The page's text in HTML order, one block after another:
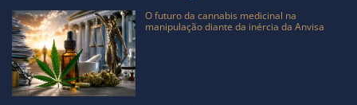
O futuro da cannabis medicinal na
manipulação diante da inércia da Anvisa